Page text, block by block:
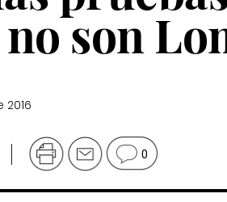
son
2016
0